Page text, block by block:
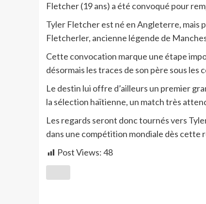
Fletcher (19 ans) a été convoqué pour
Tyler Fletcher est né en Angleterre, mais
Fletcherler, ancienne légende de
Cette convocation marque une étape
désormais les traces de son père sous les
Le destin lui offre d’ailleurs un premier
la sélection haïtienne, un match très
Les regards seront donc tournés vers
dans une compétition mondiale dès cette
Post Views:48